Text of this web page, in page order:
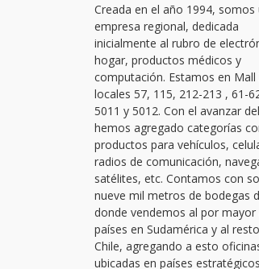
Creada en el año 1994, somos
empresa regional, dedicada
inicialmente al rubro de
hogar, productos médicos y
computación. Estamos en
locales 57, 115, 212-213 , 61-
5011 y 5012. Con el avanzar
hemos agregado categorías
productos para vehículos,
radios de comunicación,
satélites, etc. Contamos con
nueve mil metros de bodegas
donde vendemos al por mayor
países en Sudamérica y al
Chile, agregando a esto
ubicadas en países